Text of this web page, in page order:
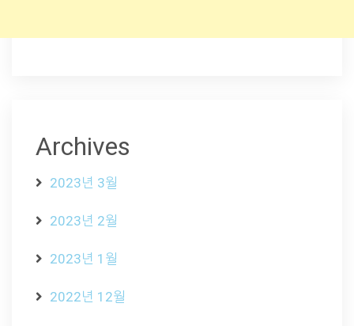
Archives
2023년 3월
2023년 2월
2023년 1월
2022년 12월